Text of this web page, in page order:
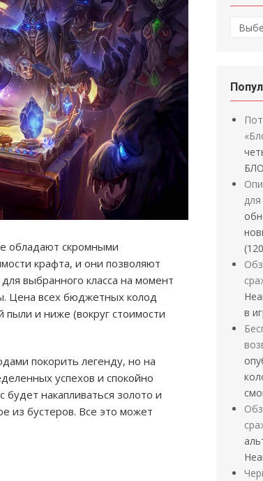
обладают скромными
крафта, и они позволяют
выбранного класса на момент
Цена всех бюджетных колод
и ниже (вокруг стоимости
покорить легенду, но на
успехов и спокойно
накапливаться золото и
из бустеров. Все это может
Рубрики
в